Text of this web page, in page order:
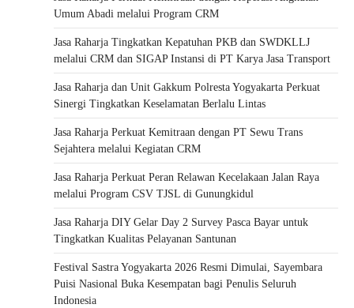
Umum Abadi melalui Program CRM
Jasa Raharja Tingkatkan Kepatuhan PKB dan SWDKLLJ
melalui CRM dan SIGAP Instansi di PT Karya Jasa Transport
Jasa Raharja dan Unit Gakkum Polresta Yogyakarta Perkuat
Sinergi Tingkatkan Keselamatan Berlalu Lintas
Jasa Raharja Perkuat Kemitraan dengan PT Sewu Trans
Sejahtera melalui Kegiatan CRM
Jasa Raharja Perkuat Peran Relawan Kecelakaan Jalan Raya
melalui Program CSV TJSL di Gunungkidul
Jasa Raharja DIY Gelar Day 2 Survey Pasca Bayar untuk
Tingkatkan Kualitas Pelayanan Santunan
Festival Sastra Yogyakarta 2026 Resmi Dimulai, Sayembara
Puisi Nasional Buka Kesempatan bagi Penulis Seluruh
Indonesia